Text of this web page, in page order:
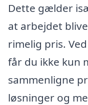
Dette gælder
at arbejdet
rimelig pris.
får du ikke kun
sammenligne
løsninger og